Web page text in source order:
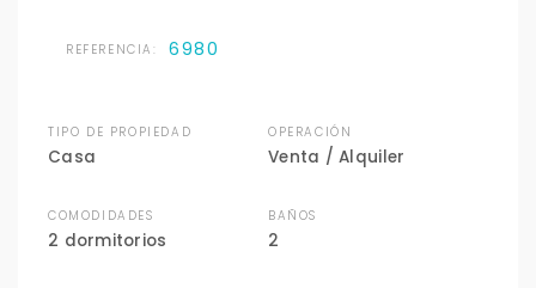
REFERENCIA: 6980
TIPO DE PROPIEDAD
Casa
OPERACIÓN
Venta / Alquiler
COMODIDADES
2 dormitorios
BAÑOS
2